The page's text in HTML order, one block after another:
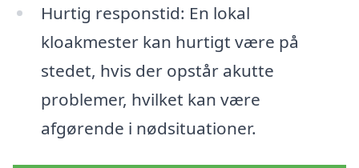
Hurtig responstid: En lokal
kloakmester kan hurtigt være på
stedet, hvis der opstår akutte
problemer, hvilket kan være
afgørende i nødsituationer.